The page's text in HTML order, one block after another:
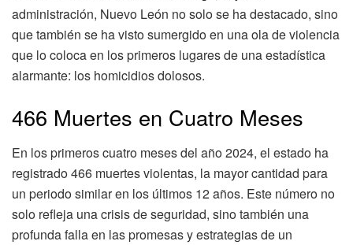
administración, Nuevo León no solo se ha destacado, sino
que también se ha visto sumergido en una ola de violencia
que lo coloca en los primeros lugares de una estadística
alarmante: los homicidios dolosos.
466 Muertes en Cuatro Meses
En los primeros cuatro meses del año 2024, el estado ha
registrado 466 muertes violentas, la mayor cantidad para
un periodo similar en los últimos 12 años. Este número no
solo refleja una crisis de seguridad, sino también una
profunda falla en las promesas y estrategias de un